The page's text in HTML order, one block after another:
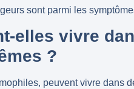
sont parmi les
elles vivre
?
peuvent vivre dans